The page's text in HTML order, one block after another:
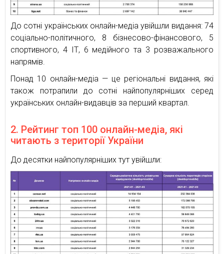
До сотні українських онлайн-медіа увійшли видання: 74
соціально-політичного, 8 бізнесово-фінансового, 5
спортивного, 4 ІТ, 6 медійного та 3 розважального
напрямів.
Понад 10 онлайн-медіа — це регіональні видання, які
також потрапили до сотні найпопулярніших серед
українських онлайн-видавців за перший квартал.
2. Рейтинг топ 100 онлайн-медіа, які
читають з території України
До десятки найпопулярніших тут увійшли: